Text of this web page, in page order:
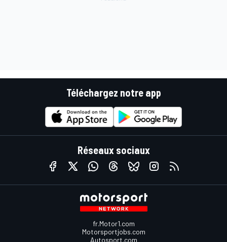
Téléchargez notre app
Réseaux sociaux
fr.Motor1.com
Motorsportjobs.com
Autosport.com